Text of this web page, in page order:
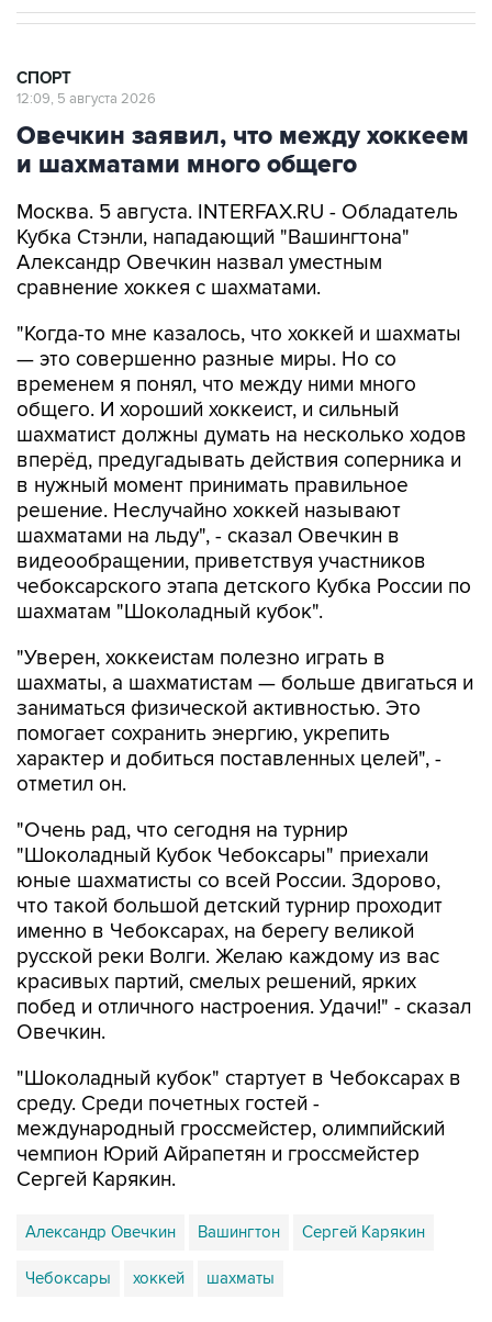
СПОРТ
12:09, 5 августа 2026
Овечкин заявил, что между хоккеем
и шахматами много общего
Москва. 5 августа. INTERFAX.RU - Обладатель
Кубка Стэнли, нападающий "Вашингтона"
Александр Овечкин назвал уместным
сравнение хоккея с шахматами.
"Когда-то мне казалось, что хоккей и шахматы
— это совершенно разные миры. Но со
временем я понял, что между ними много
общего. И хороший хоккеист, и сильный
шахматист должны думать на несколько ходов
вперёд, предугадывать действия соперника и
в нужный момент принимать правильное
решение. Неслучайно хоккей называют
шахматами на льду", - сказал Овечкин в
видеообращении, приветствуя участников
чебоксарского этапа детского Кубка России по
шахматам "Шоколадный кубок".
"Уверен, хоккеистам полезно играть в
шахматы, а шахматистам — больше двигаться и
заниматься физической активностью. Это
помогает сохранить энергию, укрепить
характер и добиться поставленных целей", -
отметил он.
"Очень рад, что сегодня на турнир
"Шоколадный Кубок Чебоксары" приехали
юные шахматисты со всей России. Здорово,
что такой большой детский турнир проходит
именно в Чебоксарах, на берегу великой
русской реки Волги. Желаю каждому из вас
красивых партий, смелых решений, ярких
побед и отличного настроения. Удачи!" - сказал
Овечкин.
"Шоколадный кубок" стартует в Чебоксарах в
среду. Среди почетных гостей -
международный гроссмейстер, олимпийский
чемпион Юрий Айрапетян и гроссмейстер
Сергей Карякин.
Александр Овечкин Вашингтон Сергей Карякин
Чебоксары хоккей шахматы